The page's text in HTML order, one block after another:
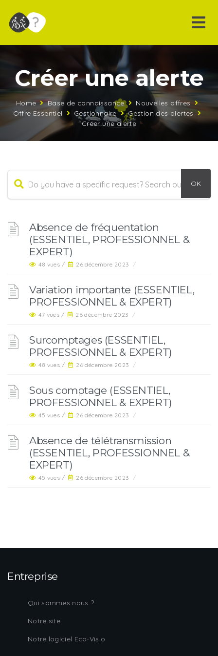
Créer une alerte
Home Base de connaissance
Nouvelles offres
Offre Essentiel
Gestionnaire
Gestion des alertes
Créer une alerte
Absence de fréquentation
(ESSENTIEL, PROFESSIONNEL &
EXPERT)
48 vues / 26 décembre 2023 /
Variation importante (ESSENTIEL,
PROFESSIONNEL & EXPERT)
47 vues / 26 décembre 2023 /
Surcomptages (ESSENTIEL,
PROFESSIONNEL & EXPERT)
48 vues / 26 décembre 2023 /
Sous comptage (ESSENTIEL,
PROFESSIONNEL & EXPERT)
45 vues / 26 décembre 2023 /
Absence de télétransmission
(ESSENTIEL, PROFESSIONNEL &
EXPERT)
45 vues / 26 décembre 2023 /
Entreprise
Qui sommes nous ?
Notre site
Notre logiciel Eco-Visio